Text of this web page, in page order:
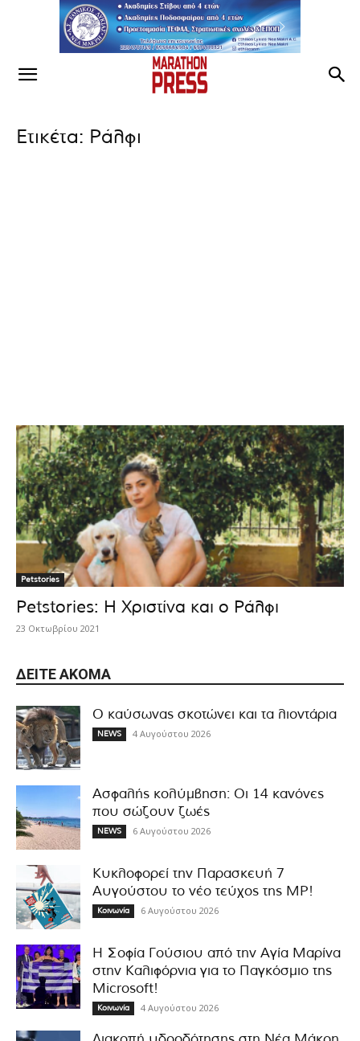
Ετικέτα: Ράλφι
Petstories
Petstories: Η Χριστίνα και ο Ράλφι
23 Οκτωβρίου 2021
ΔΕΊΤΕ ΑΚΌΜΑ
Ο καύσωνας σκοτώνει και τα λιοντάρια
NEWS 4 Αυγούστου 2026
Ασφαλής κολύμβηση: Οι 14 κανόνες
που σώζουν ζωές
NEWS 6 Αυγούστου 2026
Κυκλοφορεί την Παρασκευή 7
Αυγούστου το νέο τεύχος της MP!
Κοινωνία 6 Αυγούστου 2026
Η Σοφία Γούσιου από την Αγία Μαρίνα
στην Καλιφόρνια για το Παγκόσμιο της
Microsoft!
Κοινωνία 4 Αυγούστου 2026